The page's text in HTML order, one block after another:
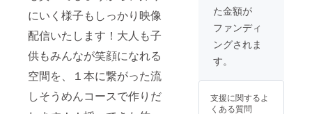
にいく様子もしっかり映像
配信いたします！大人も子
供もみんなが笑顔になれる
空間を、１本に繋がった流
しそうめんコースで作りだ
はござ
いませ
ん。 ※
有効期
から３
か月間
としま
すか？
設置、
実施に
際して
やり方
チャー
た金額が
ファンディ
ングされま
す。
支援に関するよ
くある質問